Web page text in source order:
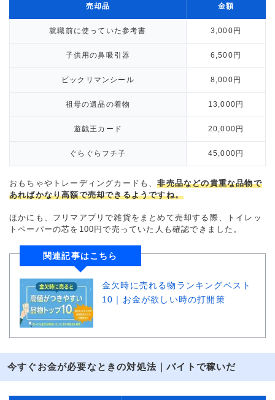
売却品 金額
就職前に使っていた参考書 3,000円
子供用の鼻吸引器 6,500円
ビックリマンシール 8,000円
祖母の遺品の着物 13,000円
遊戯王カード 20,000円
ぐらぐらフチ子 45,000円
おもちゃやトレーディングカードも、非売品などの貴重な品物で
あればかなり高額で売却できるようですね。
ほかにも、フリマアプリで雑貨をまとめて売却する際、トイレッ
トペーパーの芯を100円で売っていた人も確認できました。
関連記事はこちら
金欠時に売れる物ランキングベスト
10｜お金が欲しい時の打開策
今すぐお金が必要なときの対処法｜バイトで稼いだ